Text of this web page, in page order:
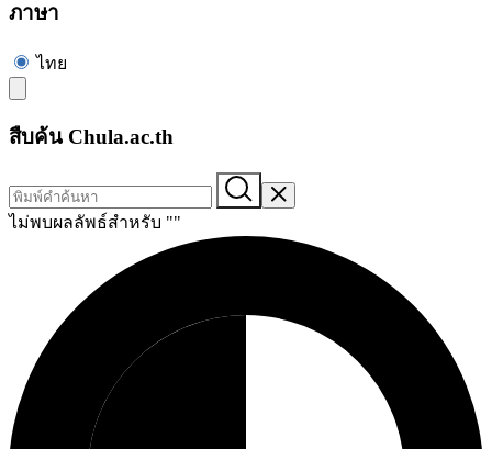
ภาษา
ไทย
สืบค้น Chula.ac.th
ไม่พบผลลัพธ์สำหรับ ""